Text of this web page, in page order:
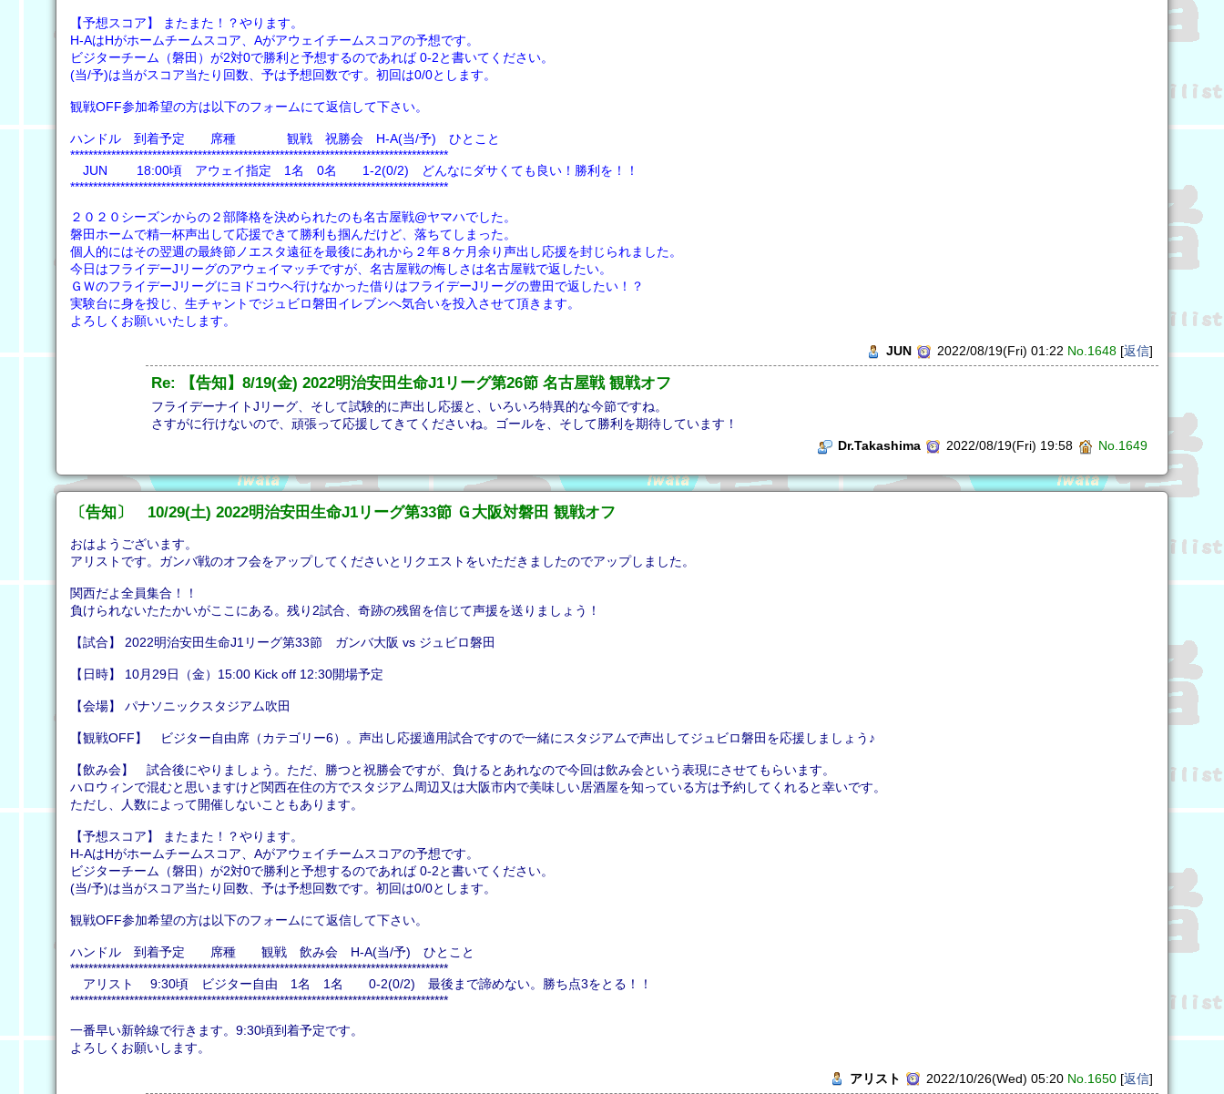
【予想スコア】 またまた！？やります。
H-AはHがホームチームスコア、Aがアウェイチームスコアの予想です。
ビジターチーム（磐田）が2対0で勝利と予想するのであれば 0-2と書いてください。
(当/予)は当がスコア当たり回数、予は予想回数です。初回は0/0とします。
観戦OFF参加希望の方は以下のフォームにて返信して下さい。
ハンドル 到着予定 席種 観戦 祝勝会 H-A(当/予) ひとこと
***********************************************************************************
JUN 18:00頃 アウェイ指定 1名 0名 1-2(0/2) どんなにダサくても良い！勝利を！！
***********************************************************************************
２０２０シーズンからの２部降格を決められたのも名古屋戦@ヤマハでした。
磐田ホームで精一杯声出して応援できて勝利も掴んだけど、落ちてしまった。
個人的にはその翌週の最終節ノエスタ遠征を最後にあれから２年８ケ月余り声出し応援を封じられました。
今日はフライデーJリーグのアウェイマッチですが、名古屋戦の悔しさは名古屋戦で返したい。
ＧＷのフライデーJリーグにヨドコウへ行けなかった借りはフライデーJリーグの豊田で返したい！？
実験台に身を投じ、生チャントでジュビロ磐田イレブンへ気合いを投入させて頂きます。
よろしくお願いいたします。
JUN 2022/08/19(Fri) 01:22 No.1648[返信]
Re: 【告知】8/19(金) 2022明治安田生命J1リーグ第26節 名古屋戦 観戦オフ
フライデーナイトJリーグ、そして試験的に声出し応援と、いろいろ特異的な今節ですね。
さすがに行けないので、頑張って応援してきてくださいね。ゴールを、そして勝利を期待しています！
Dr.Takashima
2022/08/19(Fri) 19:58 No.1649
〔告知〕 10/29(土) 2022明治安田生命J1リーグ第33節 Ｇ大阪対磐田 観戦オフ
おはようございます。
アリストです。ガンバ戦のオフ会をアップしてくださいとリクエストをいただきましたのでアップしました。
関西だよ全員集合！！
負けられないたたかいがここにある。残り2試合、奇跡の残留を信じて声援を送りましょう！
【試合】 2022明治安田生命J1リーグ第33節 ガンバ大阪 vs ジュビロ磐田
【日時】 10月29日（金）15:00 Kick off 12:30開場予定
【会場】 パナソニックスタジアム吹田
【観戦OFF】 ビジター自由席（カテゴリー6）。声出し応援適用試合ですので一緒にスタジアムで声出してジュビロ磐田を応援しましょう♪
【飲み会】 試合後にやりましょう。ただ、勝つと祝勝会ですが、負けるとあれなので今回は飲み会という表現にさせてもらいます。
ハロウィンで混むと思いますけど関西在住の方でスタジアム周辺又は大阪市内で美味しい居酒屋を知っている方は予約してくれると幸いです。
ただし、人数によって開催しないこともあります。
【予想スコア】 またまた！？やります。
H-AはHがホームチームスコア、Aがアウェイチームスコアの予想です。
ビジターチーム（磐田）が2対0で勝利と予想するのであれば 0-2と書いてください。
(当/予)は当がスコア当たり回数、予は予想回数です。初回は0/0とします。
観戦OFF参加希望の方は以下のフォームにて返信して下さい。
ハンドル 到着予定 席種 観戦 飲み会 H-A(当/予) ひとこと
***********************************************************************************
アリスト 9:30頃 ビジター自由 1名 1名 0-2(0/2) 最後まで諦めない。勝ち点3をとる！！
***********************************************************************************
一番早い新幹線で行きます。9:30頃到着予定です。
よろしくお願いします。
アリスト 2022/10/26(Wed) 05:20 No.1650[返信]